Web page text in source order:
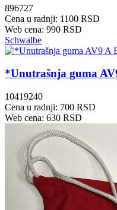
896727
Cena u radnji: 1100 RSD
Web cena: 990 RSD
Schwalbe
*Unutrašnja guma
10419240
Cena u radnji: 700 RSD
Web cena: 630 RSD